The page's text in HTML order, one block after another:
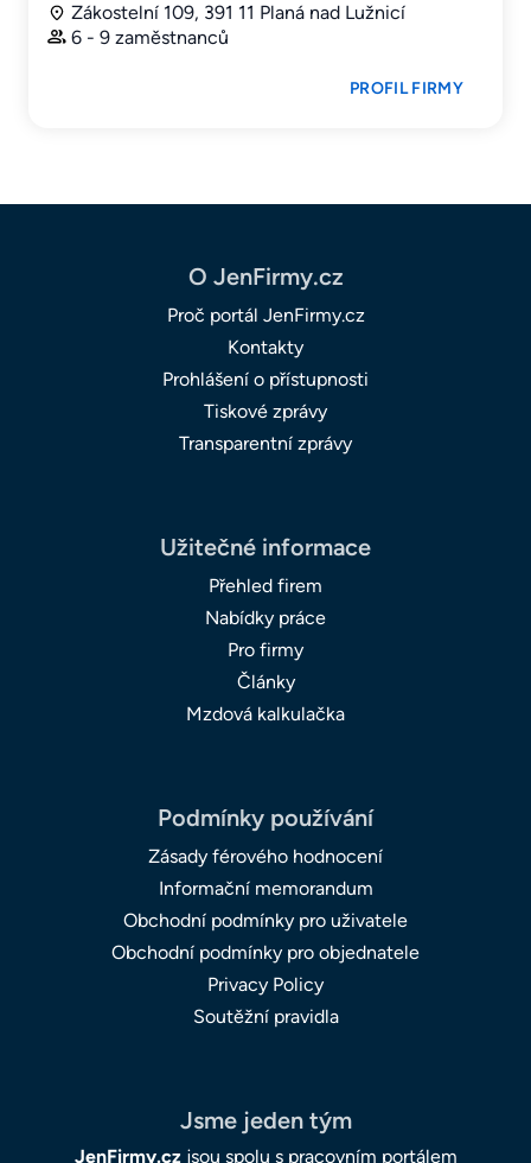
Zákostelní 109, 391 11 Planá nad Lužnicí
6 - 9 zaměstnanců
PROFIL FIRMY
O JenFirmy.cz
Proč portál JenFirmy.cz
Kontakty
Prohlášení o přístupnosti
Tiskové zprávy
Transparentní zprávy
Užitečné informace
Přehled firem
Nabídky práce
Pro firmy
Články
Mzdová kalkulačka
Podmínky používání
Zásady férového hodnocení
Informační memorandum
Obchodní podmínky pro uživatele
Obchodní podmínky pro objednatele
Privacy Policy
Soutěžní pravidla
Jsme jeden tým
JenFirmy.czjsou spolu s pracovním portálem